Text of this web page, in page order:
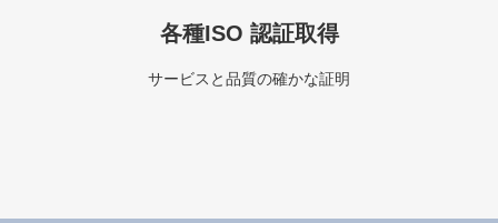
各種ISO 認証取得
サービスと品質の確かな証明